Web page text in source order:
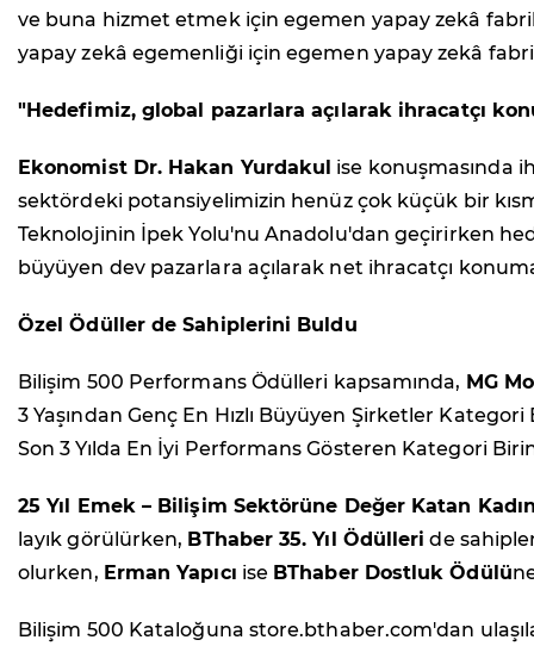
ve buna hizmet etmek için egemen yapay zekâ
yapay zekâ egemenliği için egemen yapay zekâ
"Hedefimiz, global pazarlara açılarak ihracatçı
Ekonomist Dr. Hakan Yurdakul ise konuşmasında
sektördeki potansiyelimizin henüz çok küçük bir
Teknolojinin İpek Yolu'nu Anadolu'dan geçirirken
büyüyen dev pazarlara açılarak net ihracatçı
Özel Ödüller de Sahiplerini Buldu
Bilişim 500 Performans Ödülleri kapsamında, MG
3 Yaşından Genç En Hızlı Büyüyen Şirketler
Son 3 Yılda En İyi Performans Gösteren Kategori
25 Yıl Emek – Bilişim Sektörüne Değer Katan
layık görülürken, BThaber 35. Yıl Ödülleri de
olurken, Erman Yapıcı ise BThaber Dostluk Ödülü
Bilişim 500 Kataloğuna store.bthaber.com'dan